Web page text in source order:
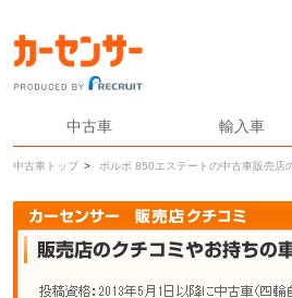
中古車 輸入車
中古車トップ > ボルボ 850エステートの中古車販売店